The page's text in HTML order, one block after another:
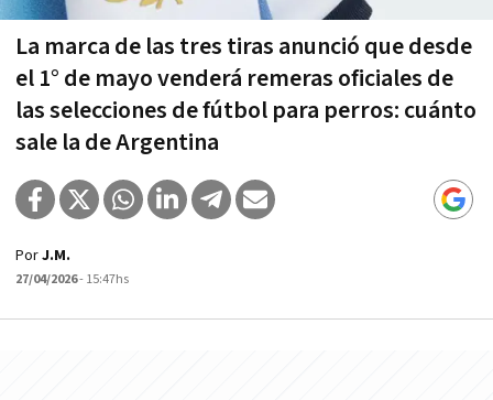
La marca de las tres tiras anunció que desde
el 1° de mayo venderá remeras oficiales de
las selecciones de fútbol para perros: cuánto
sale la de Argentina
PorJ.M.
27/04/2026- 15:47hs